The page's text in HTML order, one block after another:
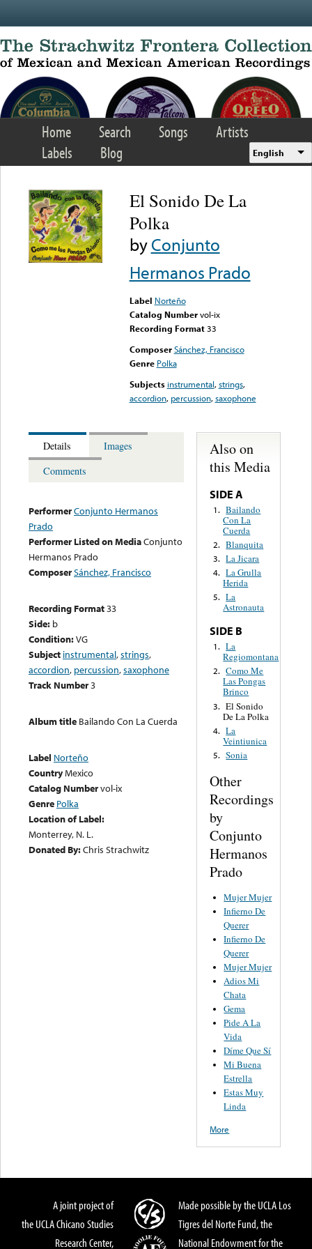
Home Search Songs
Artists
Labels
Blog English
El Sonido De La
Polka
byConjunto
Hermanos Prado
Label Norteño
Catalog Number vol-ix
Recording Format33
Composer Sánchez, Francisco
Genre Polka
Subjects instrumental,strings,
accordion, percussion,saxophone
Details
Images
Comments
PerformerConjunto Hermanos
Prado
Performer Listed on MediaConjunto
Hermanos Prado
ComposerSánchez, Francisco
Recording Format33
Side: b
Condition:VG
Subject instrumental,strings,
accordion, percussion,saxophone
Track Number3
Album title Bailando Con La Cuerda
Label Norteño
CountryMexico
Catalog Numbervol-ix
Genre Polka
Location of Label:
Monterrey, N. L.
Donated By:Chris Strachwitz
Also on
this Media
SIDE A
1. Bailando
Con La
Cuerda
2. Blanquita
3. La Jicara
4. La Grulla
Herida
5. La
Astronauta
SIDE B
1. La
Regiomontana
2. Como Me
Las Pongas
Brinco
3. El Sonido
De La Polka
4. La
Veintiunica
5. Sonia
Other
Recordings
by
Conjunto
Hermanos
Prado
Mujer Mujer
Infierno De
Querer
Infierno De
Querer
Mujer Mujer
Adios Mi
Chata
Gema
Pide A La
Vida
Díme Que Sí
Mi Buena
Estrella
Estas Muy
Linda
More
A joint project of
the UCLA Chicano Studies
Research Center,
Made possible by the UCLA Los
Tigres del Norte Fund, the
National Endowment for the